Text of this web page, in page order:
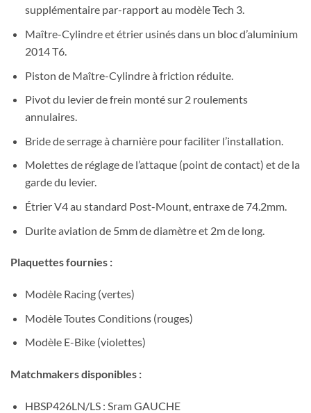
supplémentaire par-rapport au modèle Tech 3.
Maître-Cylindre et étrier usinés dans un bloc d’aluminium
2014 T6.
Piston de Maître-Cylindre à friction réduite.
Pivot du levier de frein monté sur 2 roulements
annulaires.
Bride de serrage à charnière pour faciliter l’installation.
Molettes de réglage de l’attaque (point de contact) et de la
garde du levier.
Étrier V4 au standard Post-Mount, entraxe de 74.2mm.
Durite aviation de 5mm de diamètre et 2m de long.
Plaquettes fournies :
Modèle Racing (vertes)
Modèle Toutes Conditions (rouges)
Modèle E-Bike (violettes)
Matchmakers disponibles :
HBSP426LN/LS : Sram GAUCHE